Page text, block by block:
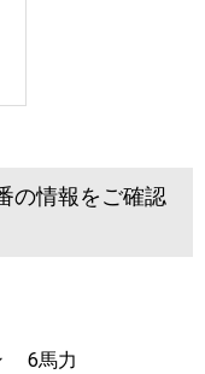
の情報をご確認
6馬力